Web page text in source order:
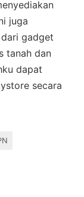
juga
gadget
tanah dan
dapat
secara